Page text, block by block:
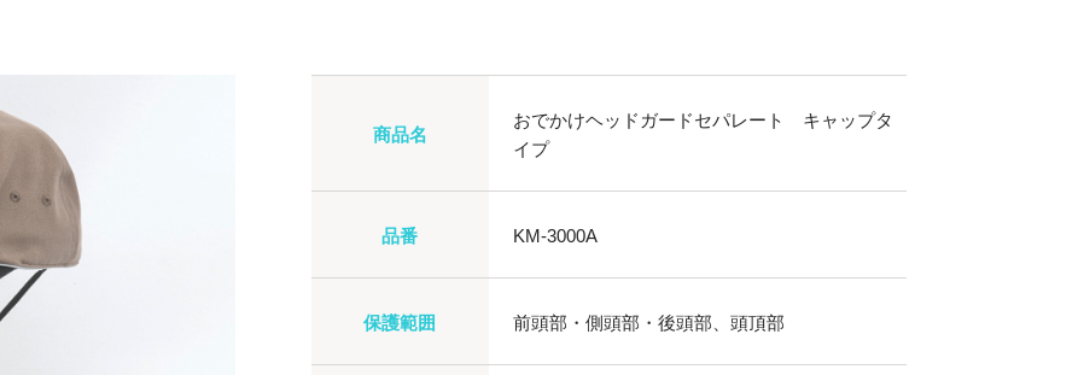
商品名
おでかけヘッドガードセパレート キャップタ
イプ
品番 KM-3000A
保護範囲 前頭部・側頭部・後頭部、頭頂部